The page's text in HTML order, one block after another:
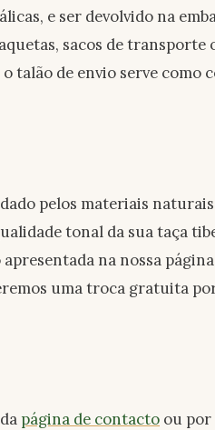
e ser devolvido na
sacos de transporte
talão de envio serve como
pelos materiais
tonal da sua taça
na nossa
uma troca gratuita
página de contacto ou por